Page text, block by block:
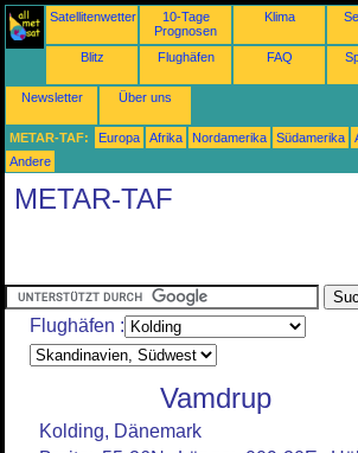
Satellitenwetter
10-Tage
Prognosen
Klima
Blitz Flughäfen FAQ
Newsletter Über uns
METAR-TAF: Europa Afrika Nordamerika Südamerika
Andere
METAR-TAF
Flughäfen :
Vamdrup
Kolding, Dänemark